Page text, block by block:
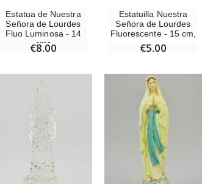
Estatua de Nuestra
Señora de Lourdes
Fluo Luminosa - 14
cms
€8.00
Estatuilla Nuestra
Señora de Lourdes
Fluorescente - 15 cm,
€5.00
€6.00